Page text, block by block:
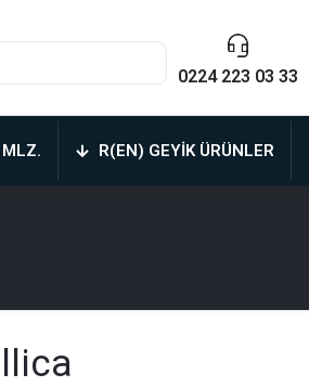
0224 223 03 33
R(EN) GEYIK ÜRÜNLER